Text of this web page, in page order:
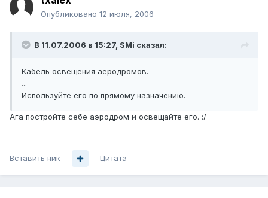
Опубликовано 12 июля, 2006
В 11.07.2006 в 15:27, SMi сказал:
Кабель освещения аеродромов.
...
Используйте его по прямому назначению.
Ага постройте себе аэродром и освещайте его. :/
Вставить ник Цитата